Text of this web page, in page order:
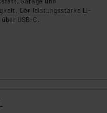
dass die USA als Land
dass US-Behörden
der
Der leistungsstarke Li-
USB-C.